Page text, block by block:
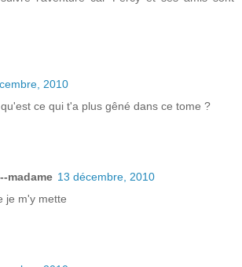
2010
ce qui t'a plus gêné dans ce tome ?
madame 13 décembre, 2010
je m'y mette